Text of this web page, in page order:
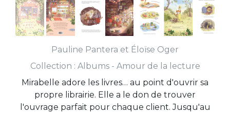
Pauline Pantera et Éloïse Oger
Collection : Albums - Amour de la lecture
Mirabelle adore les livres… au point d'ouvrir sa
propre librairie. Elle a le don de trouver
l'ouvrage parfait pour chaque client. Jusqu'au